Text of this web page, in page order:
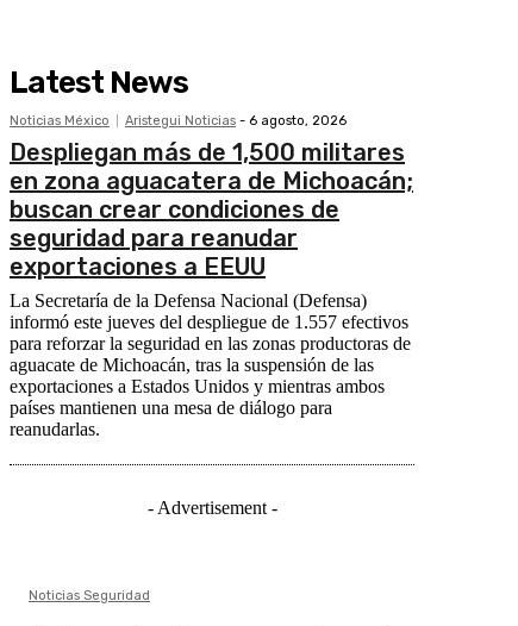
Latest News
Noticias México Aristegui Noticias - 6 agosto, 2026
Despliegan más de 1,500 militares
en zona aguacatera de Michoacán;
buscan crear condiciones de
seguridad para reanudar
exportaciones a EEUU
La Secretaría de la Defensa Nacional (Defensa)
informó este jueves del despliegue de 1.557 efectivos
para reforzar la seguridad en las zonas productoras de
aguacate de Michoacán, tras la suspensión de las
exportaciones a Estados Unidos y mientras ambos
países mantienen una mesa de diálogo para
reanudarlas.
- Advertisement -
Noticias Seguridad